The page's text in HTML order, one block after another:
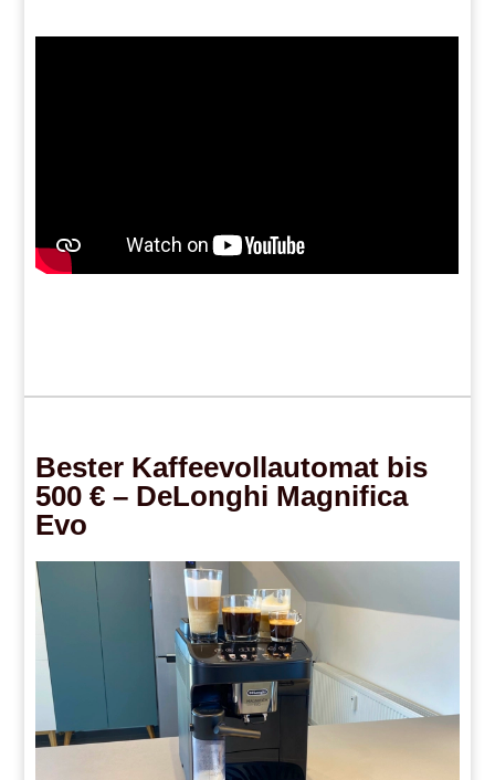
Bester Kaffeevollautomat bis
500 € – DeLonghi Magnifica
Evo